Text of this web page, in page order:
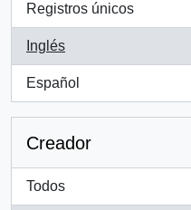
Registros únicos
, 3118 resultados
Inglés
, 3 resultados
Español
, 3 resultados
Creador
Todos